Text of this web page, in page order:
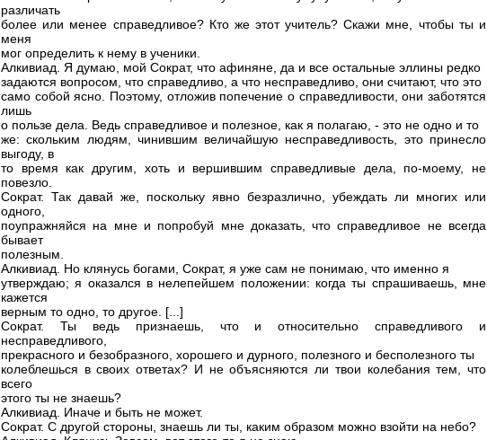
различать
более или менее справедливое? Кто же этот учитель? Скажи мне, чтобы ты и
меня
мог определить к нему в ученики.
Алкивиад. Я думаю, мой Сократ, что афиняне, да и все остальные эллины редко
задаются вопросом, что справедливо, а что несправедливо, они считают, что это
само собой ясно. Поэтому, отложив попечение о справедливости, они заботятся
лишь
о пользе дела. Ведь справедливое и полезное, как я полагаю, - это не одно и то
же: скольким людям, чинившим величайшую несправедливость, это принесло
выгоду, в
то время как другим, хоть и вершившим справедливые дела, по-моему, не
повезло.
Сократ. Так давай же, поскольку явно безразлично, убеждать ли многих или
одного,
поупражняйся на мне и попробуй мне доказать, что справедливое не всегда
бывает
полезным.
Алкивиад. Но клянусь богами, Сократ, я уже сам не понимаю, что именно я
утверждаю; я оказался в нелепейшем положении: когда ты спрашиваешь, мне
кажется
верным то одно, то другое. [...]
Сократ. Ты ведь признаешь, что и относительно справедливого и
несправедливого,
прекрасного и безобразного, хорошего и дурного, полезного и бесполезного ты
колеблешься в своих ответах? И не объясняются ли твои колебания тем, что
всего
этого ты не знаешь?
Алкивиад. Иначе и быть не может.
Сократ. С другой стороны, знаешь ли ты, каким образом можно взойти на небо?